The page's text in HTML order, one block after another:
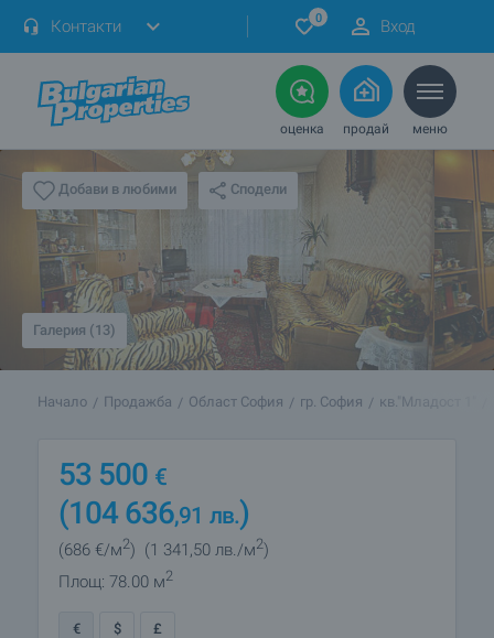
Контакти 0 Вход
оценка продай меню
Добави в любими Сподели
Галерия (13)
Начало Продажба Област София гр. София кв."Младост 1"
53 500 €
(104 636,91 лв.)
(686 €/м2) (1 341 ,50 лв./м2)
Площ: 78.00 м2
€ $ £